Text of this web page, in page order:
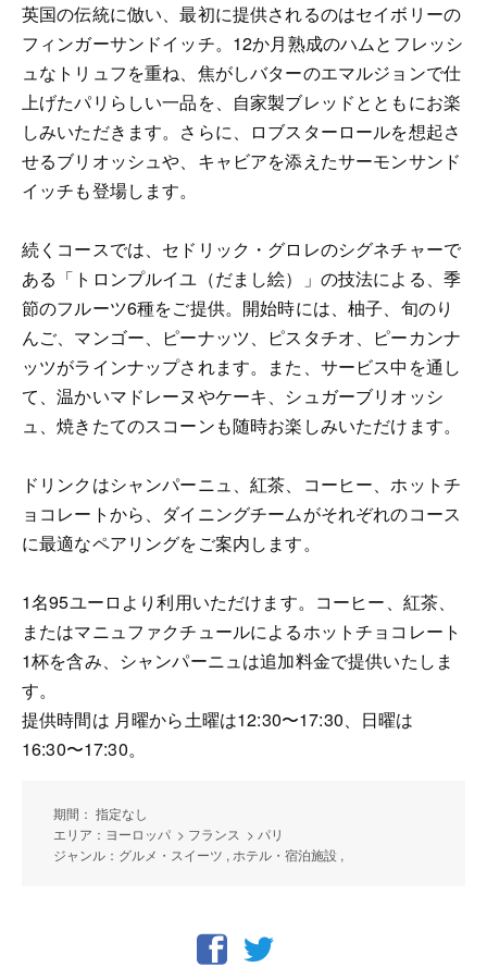
英国の伝統に倣い、最初に提供されるのはセイボリーの
フィンガーサンドイッチ。12か月熟成のハムとフレッシ
ュなトリュフを重ね、焦がしバターのエマルジョンで仕
上げたパリらしい一品を、自家製ブレッドとともにお楽
しみいただきます。さらに、ロブスターロールを想起さ
せるブリオッシュや、キャビアを添えたサーモンサンド
イッチも登場します。
続くコースでは、セドリック・グロレのシグネチャーで
ある「トロンプルイユ（だまし絵）」の技法による、季
節のフルーツ6種をご提供。開始時には、柚子、旬のり
んご、マンゴー、ピーナッツ、ピスタチオ、ピーカンナ
ッツがラインナップされます。また、サービス中を通し
て、温かいマドレーヌやケーキ、シュガーブリオッシ
ュ、焼きたてのスコーンも随時お楽しみいただけます。
ドリンクはシャンパーニュ、紅茶、コーヒー、ホットチ
ョコレートから、ダイニングチームがそれぞれのコース
に最適なペアリングをご案内します。
1名95ユーロより利用いただけます。コーヒー、紅茶、
またはマニュファクチュールによるホットチョコレート
1杯を含み、シャンパーニュは追加料金で提供いたしま
す。
提供時間は 月曜から土曜は12:30〜17:30、日曜は
16:30〜17:30。
期間： 指定なし
エリア：ヨーロッパ > フランス > パリ
ジャンル：グルメ・スイーツ , ホテル・宿泊施設 ,